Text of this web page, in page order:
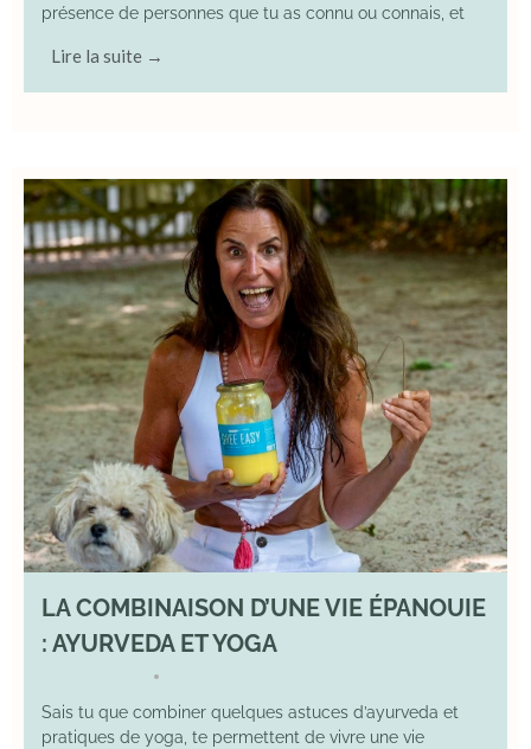
présence de personnes que tu as connu ou connais, et
Lire la suite →
LA COMBINAISON D’UNE VIE ÉPANOUIE
: AYURVEDA ET YOGA
•
Sais tu que combiner quelques astuces d’ayurveda et
pratiques de yoga, te permettent de vivre une vie